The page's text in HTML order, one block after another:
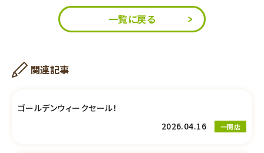
一覧に戻る
関連記事
ゴールデンウィークセール！
2026.04.16
一関店